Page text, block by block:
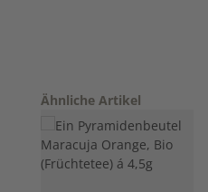
Produktgalerie überspringen
Ähnliche Artikel